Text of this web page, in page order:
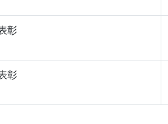
彰
彰